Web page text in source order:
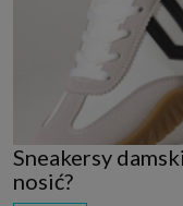
Sneakersy
nosić?